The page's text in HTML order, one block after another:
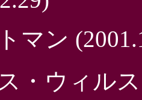
マン
・ウィル